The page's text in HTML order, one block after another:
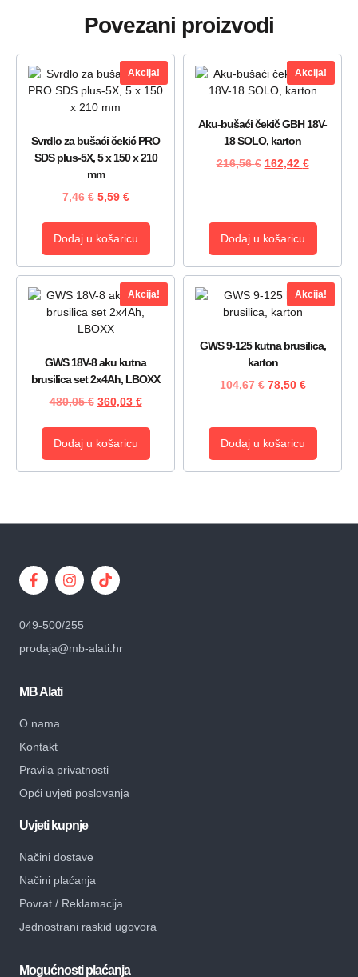
Povezani proizvodi
Akcija!
Svrdlo za bušaći čekić PRO
SDS plus-5X, 5 x 150 x 210
mm
7,46€ 5,59 €
Dodaj u košaricu
Akcija!
Aku-bušaći čekič GBH 18V-
18 SOLO, karton
216,56€ 162,42 €
Dodaj u košaricu
Akcija!
GWS 18V-8 aku kutna
brusilica set 2x4Ah, LBOXX
480,05€ 360,03 €
Dodaj u košaricu
Akcija!
GWS 9-125 kutna brusilica,
karton
104,67€ 78,50 €
Dodaj u košaricu
049-500/255
prodaja@mb-alati.hr
MB Alati
O nama
Kontakt
Pravila privatnosti
Opći uvjeti poslovanja
Uvjeti kupnje
Načini dostave
Načini plaćanja
Povrat / Reklamacija
Jednostrani raskid ugovora
Mogućnosti plaćanja